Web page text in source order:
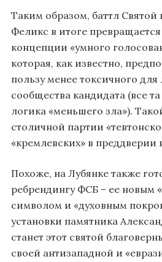
Таким образом, баттл Святой
Феликс в итоге
концепции «умного
которая, как известно,
пользу менее токсичного для
сообщества кандидата (все
логика «меньшего зла»).
столичной партии
«кремлевских» в преддверии
Похоже, на Лубянке также
ребрендингу ФСБ – ее новым
символом и «духовным
установки памятника
станет этот святой
своей антизападной и